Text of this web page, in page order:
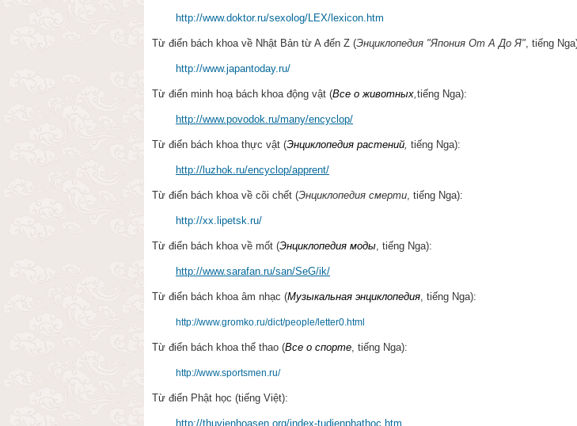
http://www.doktor.ru/sexolog/LEX/lexicon.htm
Từ điển bách khoa về Nhật Bản từ A đến Z (Энциклопедия "Япония От А До Я", tiếng
http://www.japantoday.ru/
Từ điển minh hoạ bách khoa động vật (Все о животных,tiếng Nga):
http://www.povodok.ru/many/encyclop/
Từ điển bách khoa thực vật (Энциклопедия растений, tiếng Nga):
http://luzhok.ru/encyclop/apprent/
Từ điển bách khoa về cõi chết (Энциклопедия смерти, tiếng Nga):
http://xx.lipetsk.ru/
Từ điển bách khoa về mốt (Энциклопедия моды, tiếng Nga):
http://www.sarafan.ru/san/SeG/ik/
Từ điển bách khoa âm nhạc (Музыкальная энциклопедия, tiếng Nga):
http://www.gromko.ru/dict/people/letter0.html
Từ điển bách khoa thể thao (Все о спорте, tiếng Nga):
http://www.sportsmen.ru/
Từ điển Phật học (tiếng Việt):
http://thuvienhoasen.org/index-tudienphathoc.htm